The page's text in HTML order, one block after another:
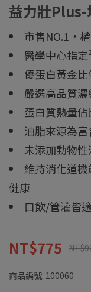
益力壯
市售NO.1，
醫學中心指定
優蛋白黃金
嚴選高品質
蛋白質熱量
油脂來源為
未添加動物
維持消化道
健康
口飲/管灌皆
NT$775
商品編號: 100060